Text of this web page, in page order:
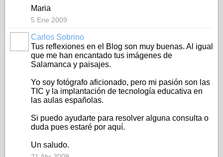
Maria
5 Ene 2009
Carlos Sobrino
Tus reflexiones en el Blog son muy buenas. Al igual
que me han encantado tus imágenes de
Salamanca y paisajes.
Yo soy fotógrafo aficionado, pero mi pasión son las
TIC y la implantación de tecnología educativa en
las aulas españolas.
Si puedo ayudarte para resolver alguna consulta o
duda pues estaré por aquí.
Un saludo.